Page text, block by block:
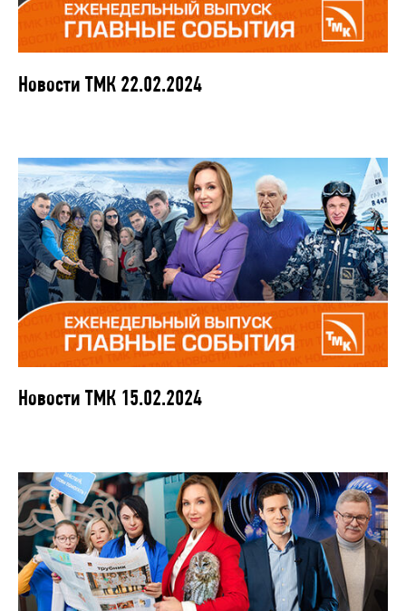
Новости ТМК 22.02.2024
Новости ТМК 15.02.2024